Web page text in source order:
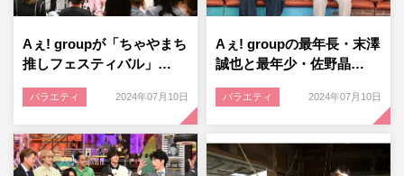
Aぇ! groupが「ちゃやまち
推しフェスティバル」…
バラエティ 2024年07月10日
Aぇ! groupの最年長・末澤
誠也と最年少・佐野晶…
バラエティ 2024年07月10日